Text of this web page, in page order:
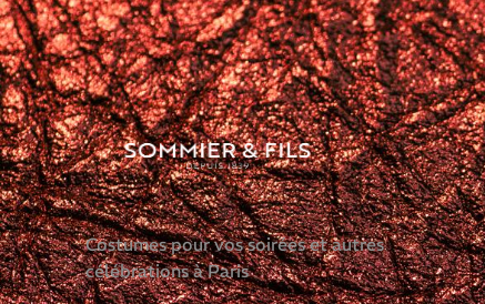
Costumes pour vos soirées et autres
célébrations à Paris